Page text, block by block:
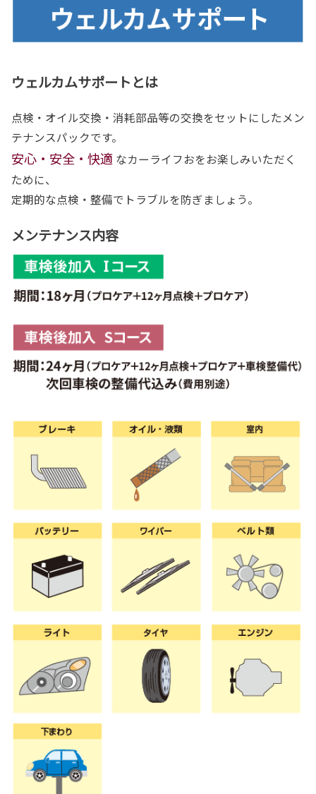
ウェルカムサポートとは
点検・オイル交換・消耗部品等の交換をセットにしたメン
テナンスパックです。
安心・安全・快適 なカーライフおをお楽しみいただく
ために、
定期的な点検・整備でトラブルを防ぎましょう。
メンテナンス内容